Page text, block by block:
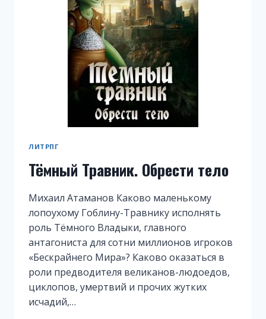
ЛИТРПГ
Тёмный Травник. Обрести тело
Михаил Атаманов Каково маленькому
лопоухому Гоблину-Травнику исполнять
роль Тёмного Владыки, главного
антагониста для сотни миллионов игроков
«Бескрайнего Мира»? Каково оказаться в
роли предводителя великанов-людоедов,
циклопов, умертвий и прочих жутких
исчадий,…